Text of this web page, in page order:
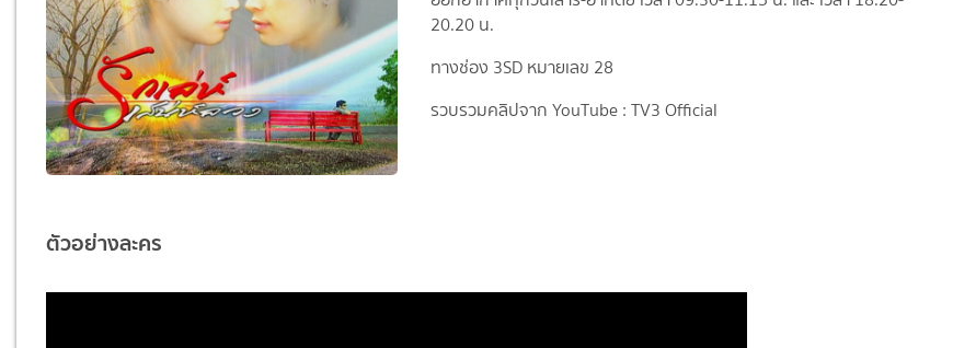
20.20 น.
ทางช่อง 3SD หมายเลข 28
รวบรวมคลิปจาก YouTube : TV3 Official
ตัวอย่างละคร